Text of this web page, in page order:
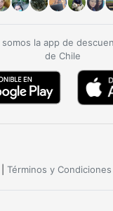
la app de
de Chile
Términos y Condiciones